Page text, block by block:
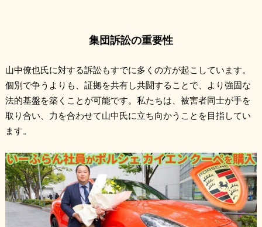
集団訴訟の重要性
山中僚也氏に対する訴訟もすでに多くの方が起こしています。
個別で争うよりも、証拠を共有し共闘することで、より強固な
法的基盤を築くことが可能です。私たちは、被害者同士が手を
取り合い、力を合わせて山中氏に立ち向かうことを目指してい
ます。